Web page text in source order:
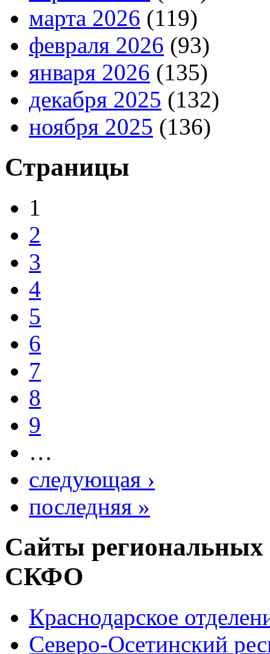
марта 2026 (119)
февраля 2026 (93)
января 2026 (135)
декабря 2025 (132)
ноября 2025 (136)
Страницы
1
2
3
4
5
6
7
8
9
…
следующая ›
последняя »
Сайты
СКФО
Краснодарское
Северо-Осетинский